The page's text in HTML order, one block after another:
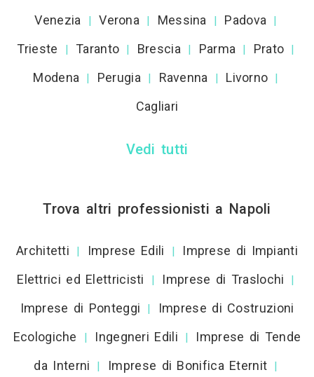
Venezia | Verona | Messina | Padova |
Trieste | Taranto | Brescia | Parma | Prato |
Modena | Perugia | Ravenna | Livorno |
Cagliari
Vedi tutti
Trova altri professionisti a Napoli
Architetti | Imprese Edili |
Imprese di Impianti
Elettrici ed Elettricisti
| Imprese di Traslochi |
Imprese di Ponteggi |
Imprese di Costruzioni
Ecologiche
| Ingegneri Edili |
Imprese di Tende
da Interni
| Imprese di Bonifica Eternit |